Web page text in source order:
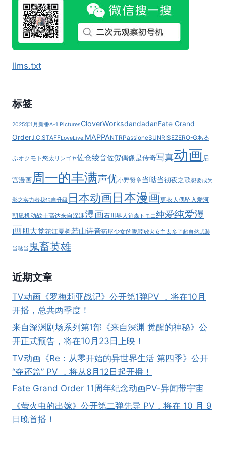
llms.txt
标签
2025年1月新番A-1 PicturesCloverWorksdandadanFate Grand
OrderJ.C.STAFFLoveLive!MAPPANTRPassioneSUNRISEZERO-Gある
ぷオクモト悠太リンゴヤ佐仓绫音佐贺偶像是传奇写真动画后
宫漫画周一的丰满声优小野贤章当哒当彻夜之歌想要成为
影之实力者我独自升级 日本动画日本漫画更衣人偶坠入爱河
朝凪机动战士高达来自深渊漫画石川界人笹森トモエ纯爱纯爱漫
画胆大党花江夏树若山诗音药屋少女的呢喃败犬女主太多了超自然武装
当哒当 鬼畜英雄
近期文章
TV动画《罗梅莉亚战记》公开第1弹PV ，将在10月
开播，总共两季度！
来自深渊剧场系列第1部《来自深渊 觉醒的神秘》公
开正式预告，将在10月23日上映！
TV动画《Re：从零开始的异世界生活 第四季》公开
“夺还篇” PV ，将从8月12日起开播！
Fate Grand Order 11周年纪念动画PV-异闻带宇宙
《萤火虫的出嫁》公开第二弹先导 PV，将在 10 月 9
日晚首播！